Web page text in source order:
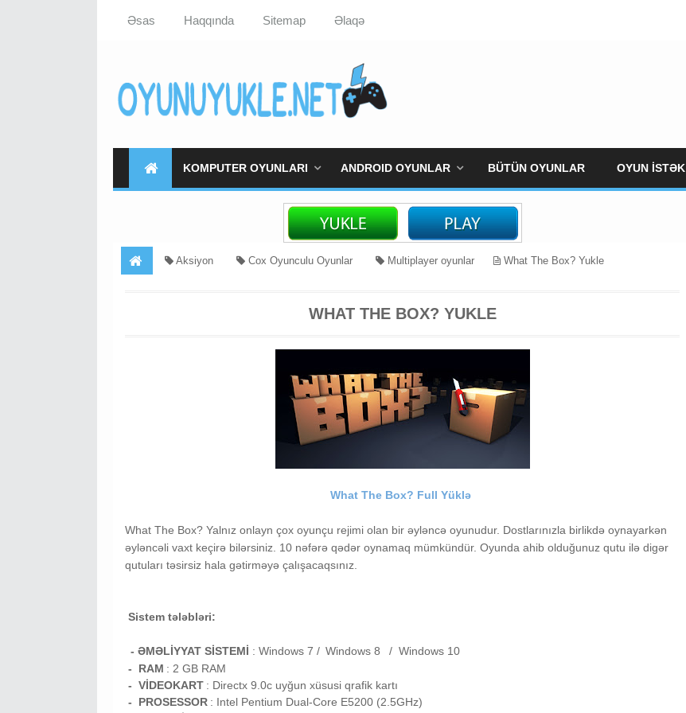
Əsas Haqqında Sitemap Əlaqə
KOMPUTER OYUNLARI ANDROID OYUNLAR BÜTÜN OYUNLAR OYUN İSTƏK
Aksiyon Cox Oyunculu Oyunlar Multiplayer oyunlar What The Box? Yukle
WHAT THE BOX? YUKLE
What The Box? Full Yüklə
What The Box? Yalnız onlayn çox oyunçu rejimi olan bir əyləncə oyunudur. Dostlarınızla birlikdə oynayarkən
əyləncəli vaxt keçirə bilərsiniz. 10 nəfərə qədər oynamaq mümkündür. Oyunda ahib olduğunuz qutu ilə digər
qutuları təsirsiz hala gətirməyə çalışacaqsınız.
Sistem tələbləri:
- ƏMƏLİYYAT SİSTEMİ : Windows 7 / Windows 8 / Windows 10
- RAM : 2 GB RAM
- VİDEOKART : Directx 9.0c uyğun xüsusi qrafik kartı
- PROSESSOR : Intel Pentium Dual-Core E5200 (2.5GHz)